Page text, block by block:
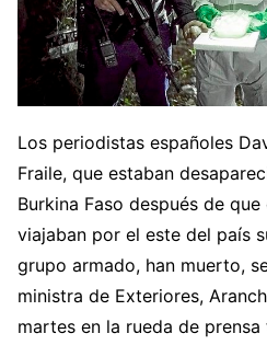
Los periodistas españoles
Fraile, que estaban
Burkina Faso después de
viajaban por el este del país
grupo armado, han muerto,
ministra de Exteriores,
martes en la rueda de